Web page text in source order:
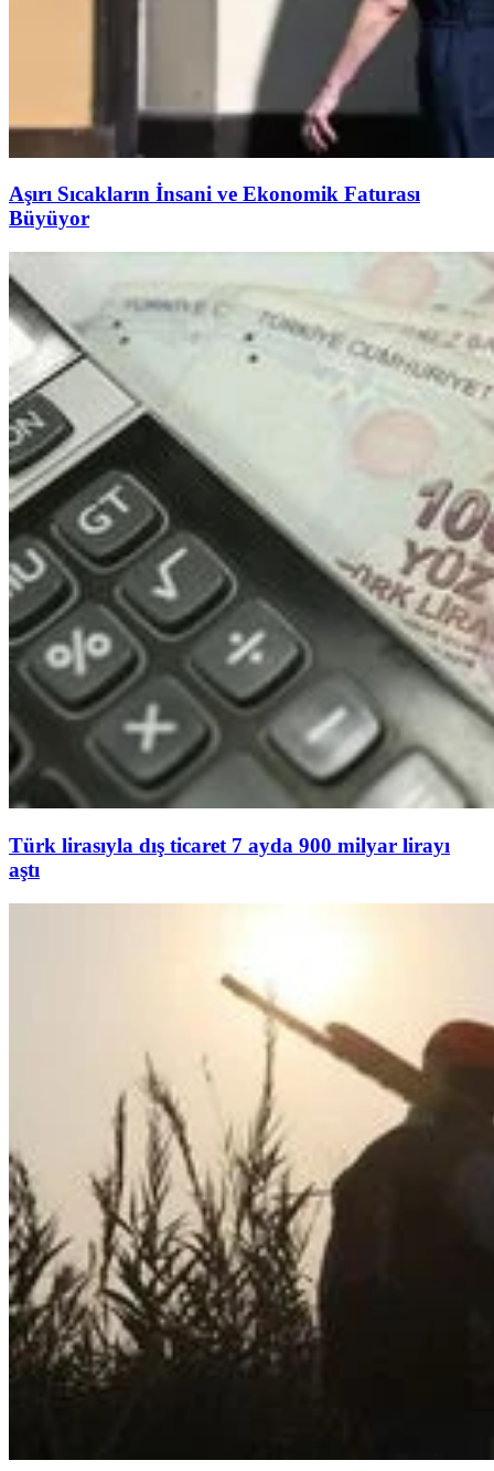
Aşırı Sıcakların İnsani ve Ekonomik Faturası
Büyüyor
Türk lirasıyla dış ticaret 7 ayda 900 milyar lirayı
aştı